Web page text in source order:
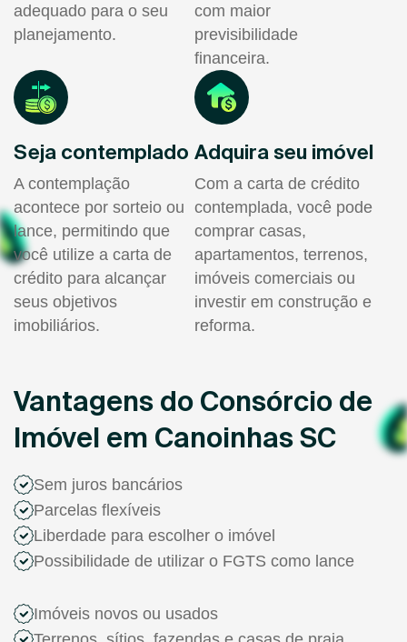
adequado para o seu
planejamento.
com maior
previsibilidade
financeira.
Seja contemplado
A contemplação
acontece por sorteio ou
lance, permitindo que
você utilize a carta de
crédito para alcançar
seus objetivos
imobiliários.
Adquira seu imóvel
Com a carta de crédito
contemplada, você pode
comprar casas,
apartamentos, terrenos,
imóveis comerciais ou
investir em construção e
reforma.
Vantagens do Consórcio de
Imóvel em Canoinhas SC
Sem juros bancários
Parcelas flexíveis
Liberdade para escolher o imóvel
Possibilidade de utilizar o FGTS como lance
Imóveis novos ou usados